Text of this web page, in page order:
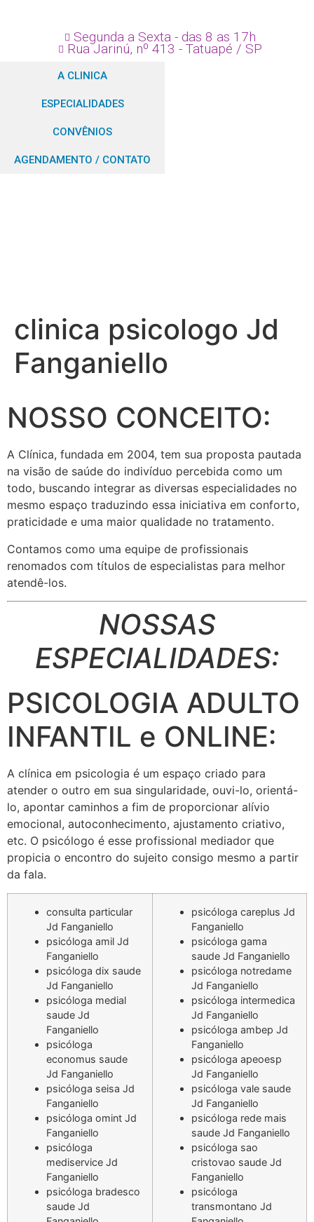
Segunda a Sexta - das 8 as 17h
Rua Jarinú, nº 413 - Tatuapé / SP
A CLINICA
ESPECIALIDADES
CONVÊNIOS
AGENDAMENTO / CONTATO
clinica psicologo Jd
Fanganiello
NOSSO CONCEITO:
A Clínica, fundada em 2004, tem sua proposta pautada
na visão de saúde do indivíduo percebida como um
todo, buscando integrar as diversas especialidades no
mesmo espaço traduzindo essa iniciativa em conforto,
praticidade e uma maior qualidade no tratamento.
Contamos como uma equipe de profissionais
renomados com títulos de especialistas para melhor
atendê-los.
NOSSAS
ESPECIALIDADES:
PSICOLOGIA ADULTO
INFANTIL e ONLINE:
A clínica em psicologia é um espaço criado para
atender o outro em sua singularidade, ouvi-lo, orientá-
lo, apontar caminhos a fim de proporcionar alívio
emocional, autoconhecimento, ajustamento criativo,
etc. O psicólogo é esse profissional mediador que
propicia o encontro do sujeito consigo mesmo a partir
da fala.
consulta particular
Jd Fanganiello
psicóloga amil Jd
Fanganiello
psicóloga dix saude
Jd Fanganiello
psicóloga medial
saude Jd
Fanganiello
psicóloga
economus saude
Jd Fanganiello
psicóloga seisa Jd
Fanganiello
psicóloga omint Jd
Fanganiello
psicóloga
mediservice Jd
Fanganiello
psicóloga bradesco
saude Jd
psicóloga careplus Jd
Fanganiello
psicóloga gama
saude Jd Fanganiello
psicóloga notredame
Jd Fanganiello
psicóloga intermedica
Jd Fanganiello
psicóloga ambep Jd
Fanganiello
psicóloga apeoesp
Jd Fanganiello
psicóloga vale saude
Jd Fanganiello
psicóloga rede mais
saude Jd Fanganiello
psicóloga sao
cristovao saude Jd
Fanganiello
psicóloga
transmontano Jd